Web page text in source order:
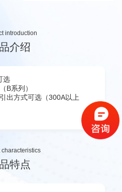
introduction
介绍
选
B系列）
出方式可选（300A以上
characteristics
特点